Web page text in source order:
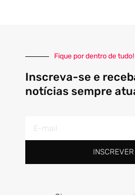
Fique por dentro de tudo!
Inscreva-se e
notícias sempre
mail
INSCREVER